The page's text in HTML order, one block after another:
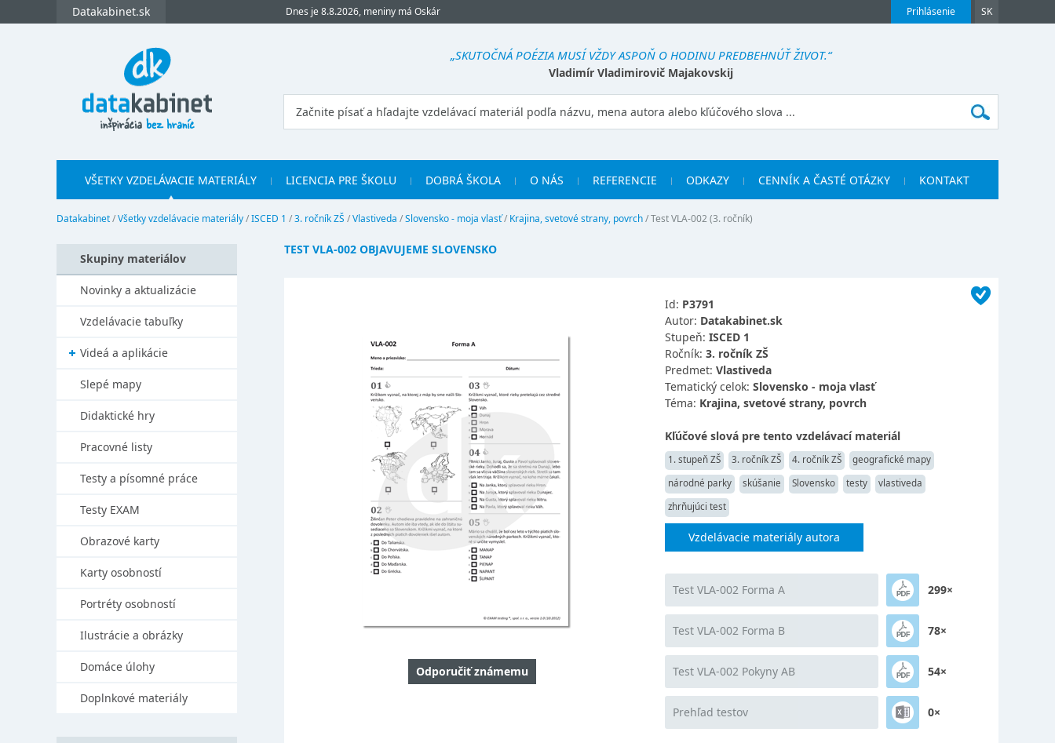
Prihlásenie SK
Datakabinet.sk Dnes je 8.8.2026, meniny má Oskár
„SKUTOČNÁ POÉZIA MUSÍ VŽDY ASPOŇ O HODINU PREDBEHNÚŤ ŽIVOT.“
Vladimír Vladimirovič Majakovskij
VŠETKY VZDELÁVACIE MATERIÁLY LICENCIA PRE ŠKOLU DOBRÁ ŠKOLA O NÁS REFERENCIE ODKAZY CENNÍK A ČASTÉ OTÁZKY KONTAKT
Datakabinet/Všetky vzdelávacie materiály/ISCED 1 /3. ročník ZŠ /Vlastiveda /Slovensko - moja vlasť/ Krajina, svetové strany, povrch/Test VLA-002 (3. ročník)
TEST VLA-002 OBJAVUJEME SLOVENSKO
Odporučiť známemu
Id: P3791
Autor: Datakabinet.sk
Stupeň: ISCED 1
Ročník: 3. ročník ZŠ
Predmet: Vlastiveda
Tematický celok: Slovensko - moja vlasť
Téma: Krajina, svetové strany, povrch
Kľúčové slová pre tento vzdelávací materiál
1. stupeň ZŠ 3. ročník ZŠ 4. ročník ZŠ
geografické mapy
národné parky
skúšanie Slovensko testy
vlastiveda
zhrňujúci test
Vzdelávacie materiály autora
Test VLA-002 Forma A 299×
Test VLA-002 Forma B 78×
Test VLA-002 Pokyny AB 54×
Prehľad testov 0×
Skupiny materiálov
Novinky a aktualizácie
Vzdelávacie tabuľky
Videá a aplikácie
Slepé mapy
Didaktické hry
Pracovné listy
Testy a písomné práce
Testy EXAM
Obrazové karty
Karty osobností
Portréty osobností
Ilustrácie a obrázky
Domáce úlohy
Doplnkové materiály